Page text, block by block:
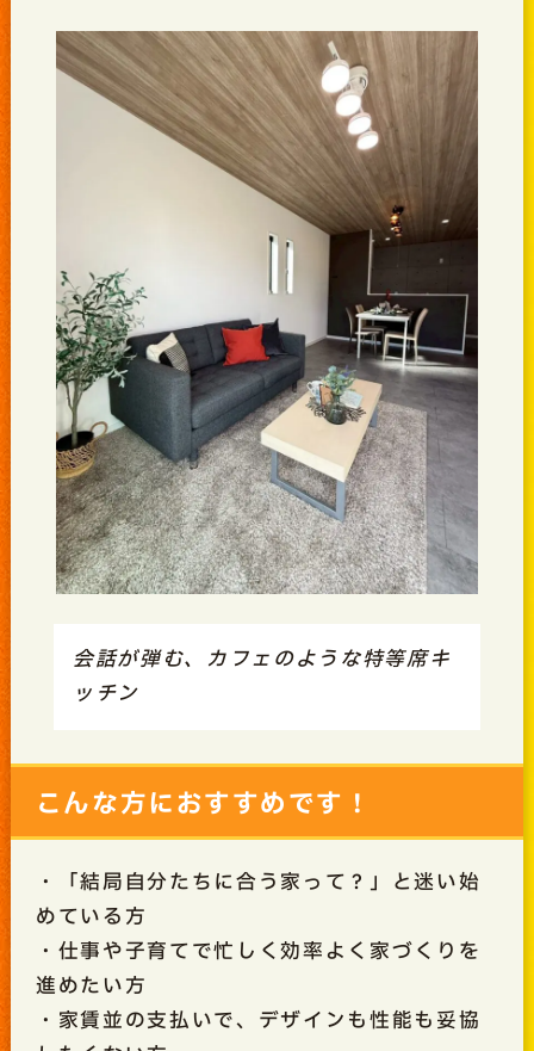
会話が弾む、カフェのような特等席キ
ッチン
こんな方におすすめです！
・「結局自分たちに合う家って？」と迷い始
めている方
・仕事や子育てで忙しく効率よく家づくりを
進めたい方
・家賃並の支払いで、デザインも性能も妥協